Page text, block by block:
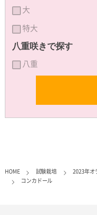
大
特大
八重咲きで探す
八重
HOME 試験栽培
2023年オ
コンカドール